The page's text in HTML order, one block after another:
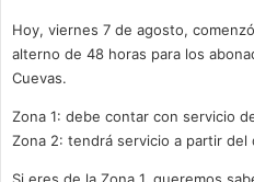
Hoy, viernes 7 de agosto,
alterno de 48 horas para los
Cuevas.
Zona 1: debe contar con servicio
Zona 2: tendrá servicio a partir del
Si eres de la Zona 1, queremos